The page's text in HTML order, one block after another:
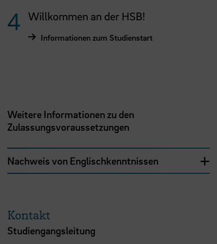
Willkommen an der HSB!
Informationen zum Studienstart
Weitere Informationen zu den
Zulassungsvoraussetzungen
Nachweis von Englischkenntnissen
Kontakt
Studiengangsleitung